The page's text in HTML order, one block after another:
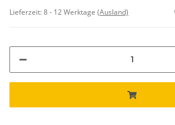
Lieferzeit:8 - 12 Werktage (Ausland)